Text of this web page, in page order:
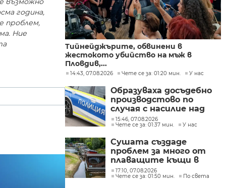
година,
проблем,
Ние
Тийнейджърите, обвинени в
жестокото убийство на мъж в
Пловдив,...
14:43, 07.08.2026 Чете се за: 01:20 мин. У нас
Образуваха досъдебно
производстово по
случая с насилие над
дете в Радомир
15:46, 07.08.2026
Чете се за: 01:37 мин.
У нас
Сушата създаде
проблем за много от
плаващите къщи в
Нидерландия
17:10, 07.08.2026
Чете се за: 01:50 мин.
По света